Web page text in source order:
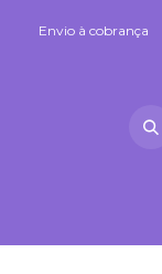
Envio à cobrança
Envio à cobrança